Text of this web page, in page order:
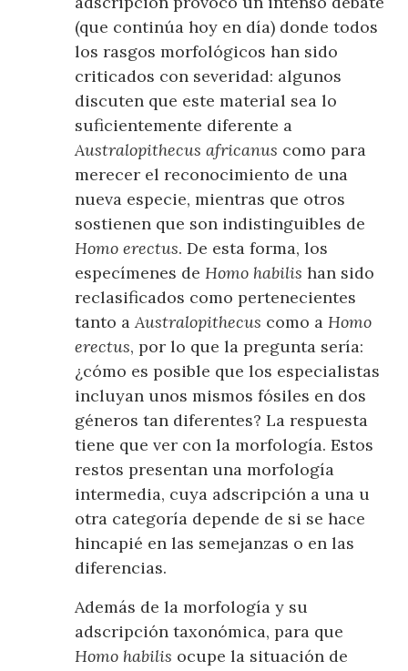
(que continúa hoy en día) donde todos
los rasgos morfológicos han sido
criticados con severidad: algunos
discuten que este material sea lo
suficientemente diferente a
Australopithecus africanus como para
merecer el reconocimiento de una
nueva especie, mientras que otros
sostienen que son indistinguibles de
Homo erectus. De esta forma, los
especímenes deHomo habilis han sido
reclasificados como pertenecientes
tanto aAustralopithecus como aHomo
erectus, por lo que la pregunta sería:
¿cómo es posible que los especialistas
incluyan unos mismos fósiles en dos
géneros tan diferentes? La respuesta
tiene que ver con la morfología. Estos
restos presentan una morfología
intermedia, cuya adscripción a una u
otra categoría depende de si se hace
hincapié en las semejanzas o en las
diferencias.
Además de la morfología y su
adscripción taxonómica, para que
Homo habilis ocupe la situación de